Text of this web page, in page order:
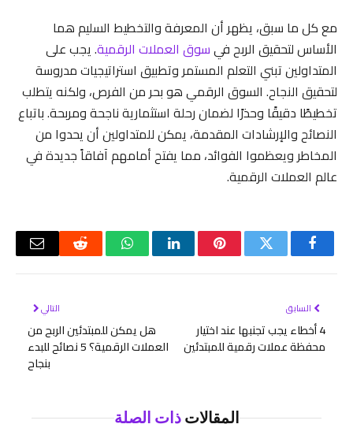
مع كل ما سبق، يظهر أن المعرفة والتخطيط السليم هما
الأساس لتحقيق الربح فيسوق العملات الرقمية. يجب على
المتداولين تبني التعلم المستمر وتطبيق استراتيجيات مدروسة
لتحقيق النجاح. السوق الرقمي هو بحر من الفرص، ولكنه يتطلب
تخطيطًا دقيقًا وحذرًا لضمان رحلة استثمارية ناجحة ومربحة. باتباع
النصائح والإرشادات المقدمة، يمكن للمتداولين أن يحدوا من
المخاطر ويعظموا الفوائد، مما يفتح أمامهم آفاقاً جديدة في
عالم العملات الرقمية.
فيسبوكتويتر بينتيريستلينكدإن واتسابرديت
البريد
السابق
4 أخطاء يجب تجنبها عند اختيار
محفظة عملات رقمية للمبتدئين
التالي
هل يمكن للمبتدئين الربح من
العملات الرقمية؟ 5 نصائح للبدء
بنجاح
المقالاتذات الصلة